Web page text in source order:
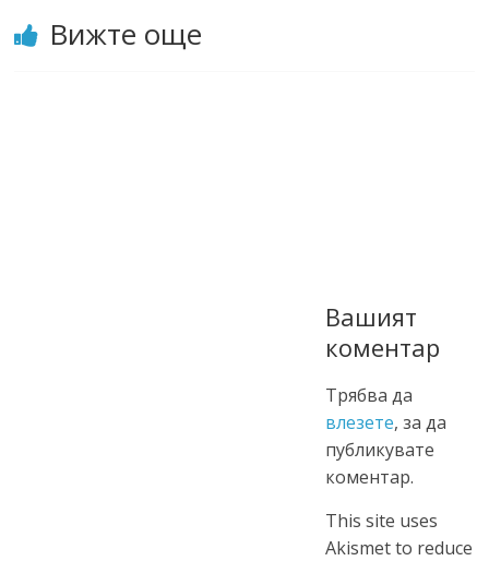
Вижте още
Вашият
коментар
Трябва да
влезете, за да
публикувате
коментар.
This site uses
Akismet to reduce